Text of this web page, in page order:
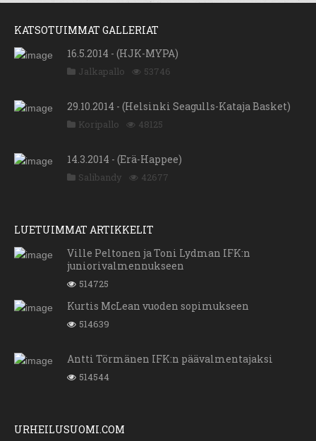
KATSOTUIMMAT GALLERIAT
16.5.2014 - (HJK-MYPA)
Jalkapallo 53746
29.10.2014 - (Helsinki Seagulls-Kataja Basket)
Koripallo 48125
14.3.2014 - (Erä-Happee)
Salibandy 42677
LUETUIMMAT ARTIKKELIT
Ville Peltonen ja Toni Lydman IFK:n
juniorivalmennukseen
514725
Kurtis McLean vuoden sopimukseen
514639
Antti Törmänen IFK:n päävalmentajaksi
514544
URHEILUSUOMI.COM